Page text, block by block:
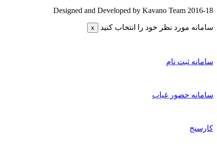
Designed and Developed by Kavano Team 2016-
مورد نظر خود را انتخاب کنید
ثبت نام
حضور غیاب